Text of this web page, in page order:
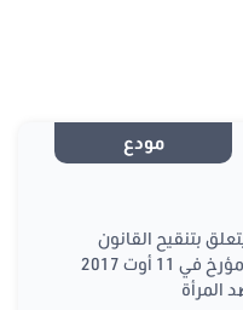
مودع
بتنقيح القانون
الأساسي عدد 58 لسنة 2017 مؤرخ في 11 أوت 2017
المرأة